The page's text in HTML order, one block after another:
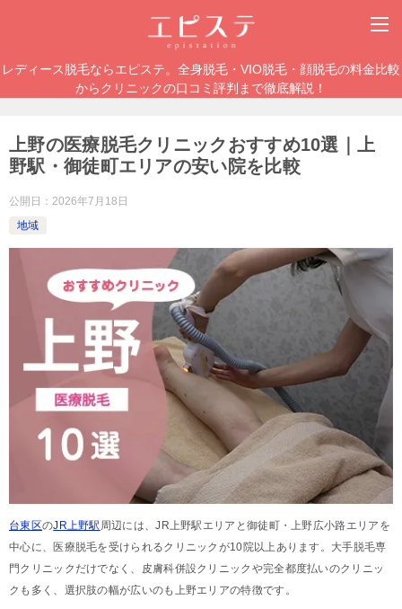
レディース脱毛ならエピステ。全身脱毛・VIO脱毛・顔脱毛の料金比較
からクリニックの口コミ評判まで徹底解説！
上野の医療脱毛クリニックおすすめ10選｜上
野駅・御徒町エリアの安い院を比較
公開日： 2026年7月18日
地域
台東区のJR上野駅 周辺には、JR上野駅エリアと御徒町・上野広小路エリアを
中心に、医療脱毛を受けられるクリニックが10院以上あります。大手脱毛専
門クリニックだけでなく、皮膚科併設クリニックや完全都度払いのクリニッ
クも多く、選択肢の幅が広いのも上野エリアの特徴です。